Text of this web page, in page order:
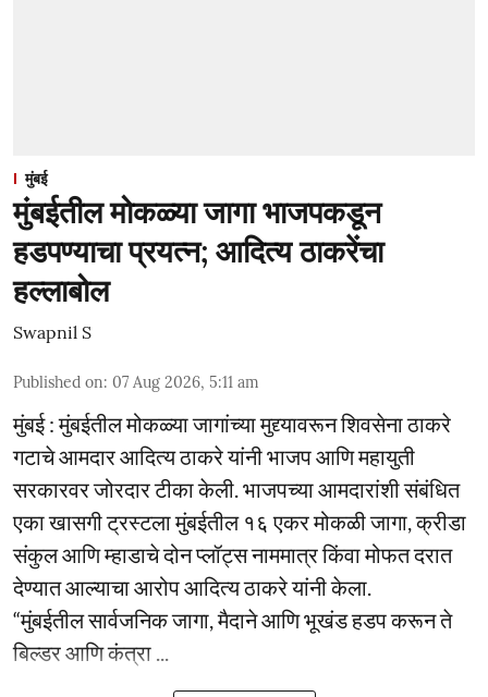
मुंबई
मुंबईतील मोकळ्या जागा भाजपकडून
हडपण्याचा प्रयत्न; आदित्य ठाकरेंचा
हल्लाबोल
Swapnil S
Published on: 07 Aug 2026, 5:11 am
मुंबई : मुंबईतील मोकळ्या जागांच्या मुद्द्यावरून शिवसेना ठाकरे
गटाचे आमदार आदित्य ठाकरे यांनी भाजप आणि महायुती
सरकारवर जोरदार टीका केली. भाजपच्या आमदारांशी संबंधित
एका खासगी ट्रस्टला मुंबईतील १६ एकर मोकळी जागा, क्रीडा
संकुल आणि म्हाडाचे दोन प्लॉट्स नाममात्र किंवा मोफत दरात
देण्यात आल्याचा आरोप आदित्य ठाकरे यांनी केला.
“मुंबईतील सार्वजनिक जागा, मैदाने आणि भूखंड हडप करून ते
बिल्डर आणि कंत्रा ...